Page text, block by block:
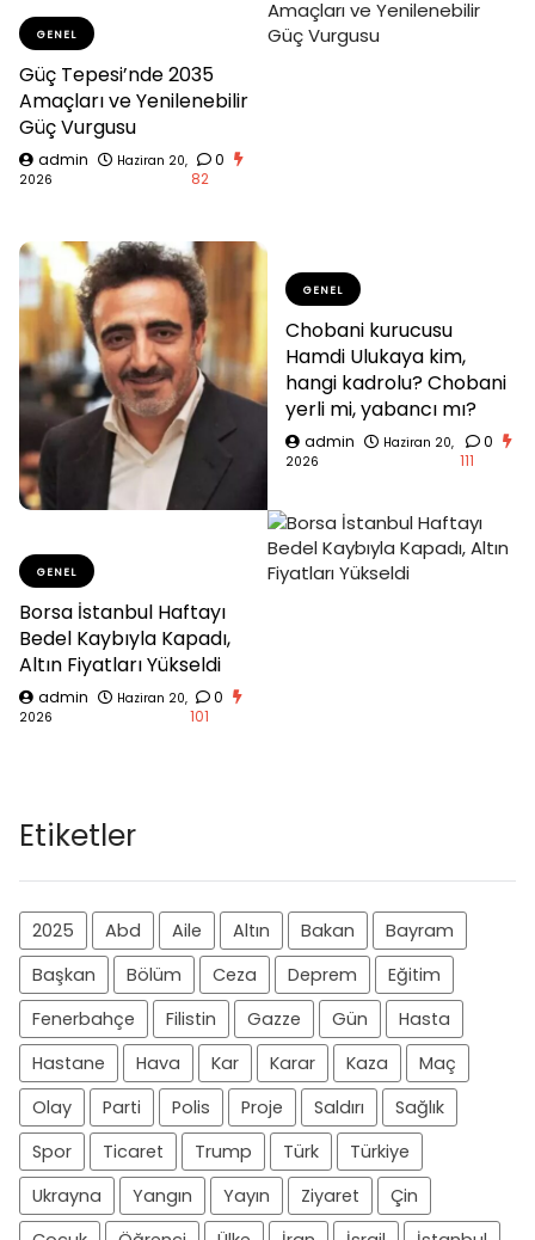
GENEL
Güç Tepesi’nde 2035
Amaçları ve Yenilenebilir
Güç Vurgusu
admin
Haziran 20,
2026
0
82
GENEL
Chobani kurucusu
Hamdi Ulukaya kim,
hangi kadrolu? Chobani
yerli mi, yabancı mı?
admin
Haziran 20,
2026
0
111
GENEL
Borsa İstanbul Haftayı
Bedel Kaybıyla Kapadı,
Altın Fiyatları Yükseldi
admin
Haziran 20,
2026
0
101
Etiketler
2025 Abd Aile Altın Bakan
Bayram
Başkan
Bölüm Ceza Deprem
Eğitim
Fenerbahçe
Filistin Gazze Gün
Hasta
Hastane
Hava Kar Karar Kaza
Maç
Olay
Parti Polis Proje Saldırı
Sağlık
Spor
Ticaret Trump Türk
Türkiye
Ukrayna
Yangın Yayın Ziyaret
Çin